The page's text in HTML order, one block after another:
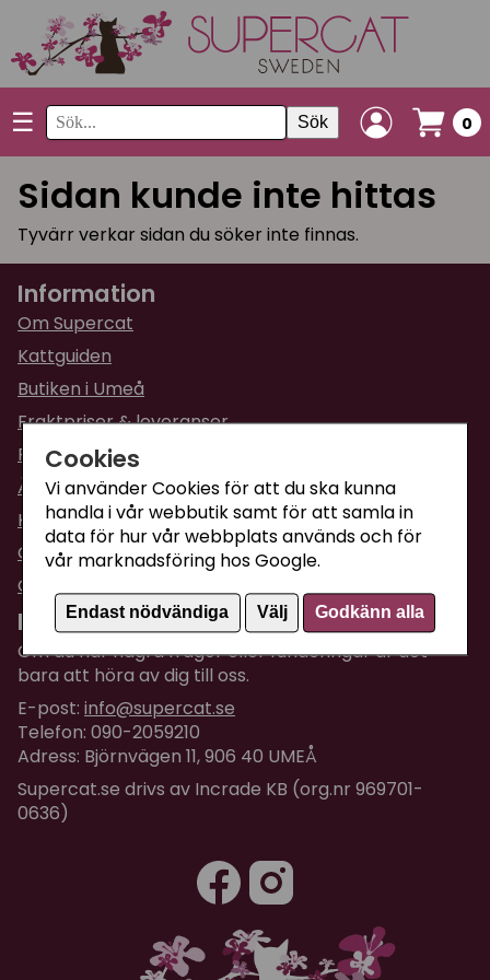
Cookies
Vi använder Cookies för att du ska kunna
handla i vår webbutik samt för att samla in
data för hur vår webbplats används och för
vår marknadsföring hos Google.
Endast nödvändiga Välj Godkänn alla
☰ Sök 0
Sidan kunde inte hittas
Tyvärr verkar sidan du söker inte finnas.
Information
Om Supercat
Kattguiden
Butiken i Umeå
Fraktpriser & leveranser
Returinformation
Ångra din order
Köpvillkor
Om företaget / Kontakta oss
Om Cookies
Kundtjänst
Om du har några frågor eller funderingar är det
bara att höra av dig till oss.
E-post: info@supercat.se
Telefon: 090-2059210
Adress: Björnvägen 11, 906 40 UMEÅ
Supercat.se drivs av Incrade KB (org.nr 969701-
0636)